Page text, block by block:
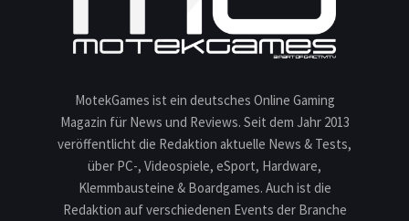
MotekGames ist ein deutsches Online Gaming
Magazin für News und Reviews. Seit dem Jahr 2013
veröffentlicht die Redaktion aktuelle News & Tests,
über PC-, Videospiele, eSport, Hardware,
Klemmbausteine & Boardgames. Auch ist die
Redaktion auf verschiedenen Events der Branche